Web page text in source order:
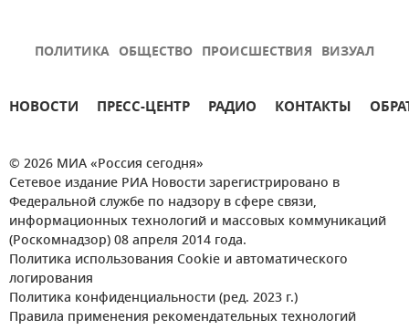
ПОЛИТИКА ОБЩЕСТВО ПРОИСШЕСТВИЯ ВИЗУАЛ
НОВОСТИ ПРЕСС-ЦЕНТР РАДИО КОНТАКТЫ
© 2026 МИА «Россия сегодня»
Сетевое издание РИА Новости зарегистрировано в
Федеральной службе по надзору в сфере связи,
информационных технологий и массовых коммуникаций
(Роскомнадзор) 08 апреля 2014 года.
Политика использования Cookie и автоматического
логирования
Политика конфиденциальности (ред. 2023 г.)
Правила применения рекомендательных технологий